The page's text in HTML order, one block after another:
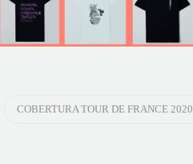
COBERTURA TOUR DE FRANCE 2020